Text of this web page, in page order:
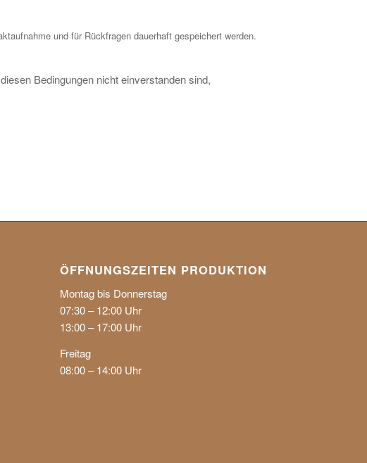
und für Rückfragen dauerhaft gespeichert werden.
Bedingungen nicht einverstanden sind,
ÖF­FNUNGS­ZEI­TEN PRO­DUKT­ION
Montag bis Donnerstag
07:30 – 12:00 Uhr
13:00 – 17:00 Uhr
Freitag
08:00 – 14:00 Uhr